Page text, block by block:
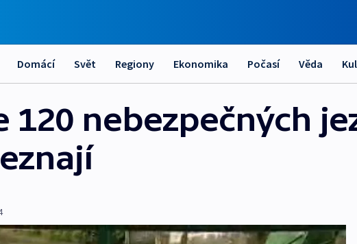
Domácí Svět Regiony Ekonomika Počasí Věda
120 nebezpečných